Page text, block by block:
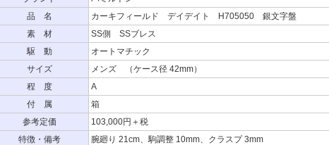
品 名
カーキフィールド デイデイト H705050 銀文字盤
素 材
SS側 SSブレス
駆 動
オートマチック
サイズ
メンズ （ケース径 42mm）
程 度
A
付 属
箱
参考定価
103,000円＋税
特徴・備考
腕廻り 21cm、駒調整 10mm、クラスプ 3mm